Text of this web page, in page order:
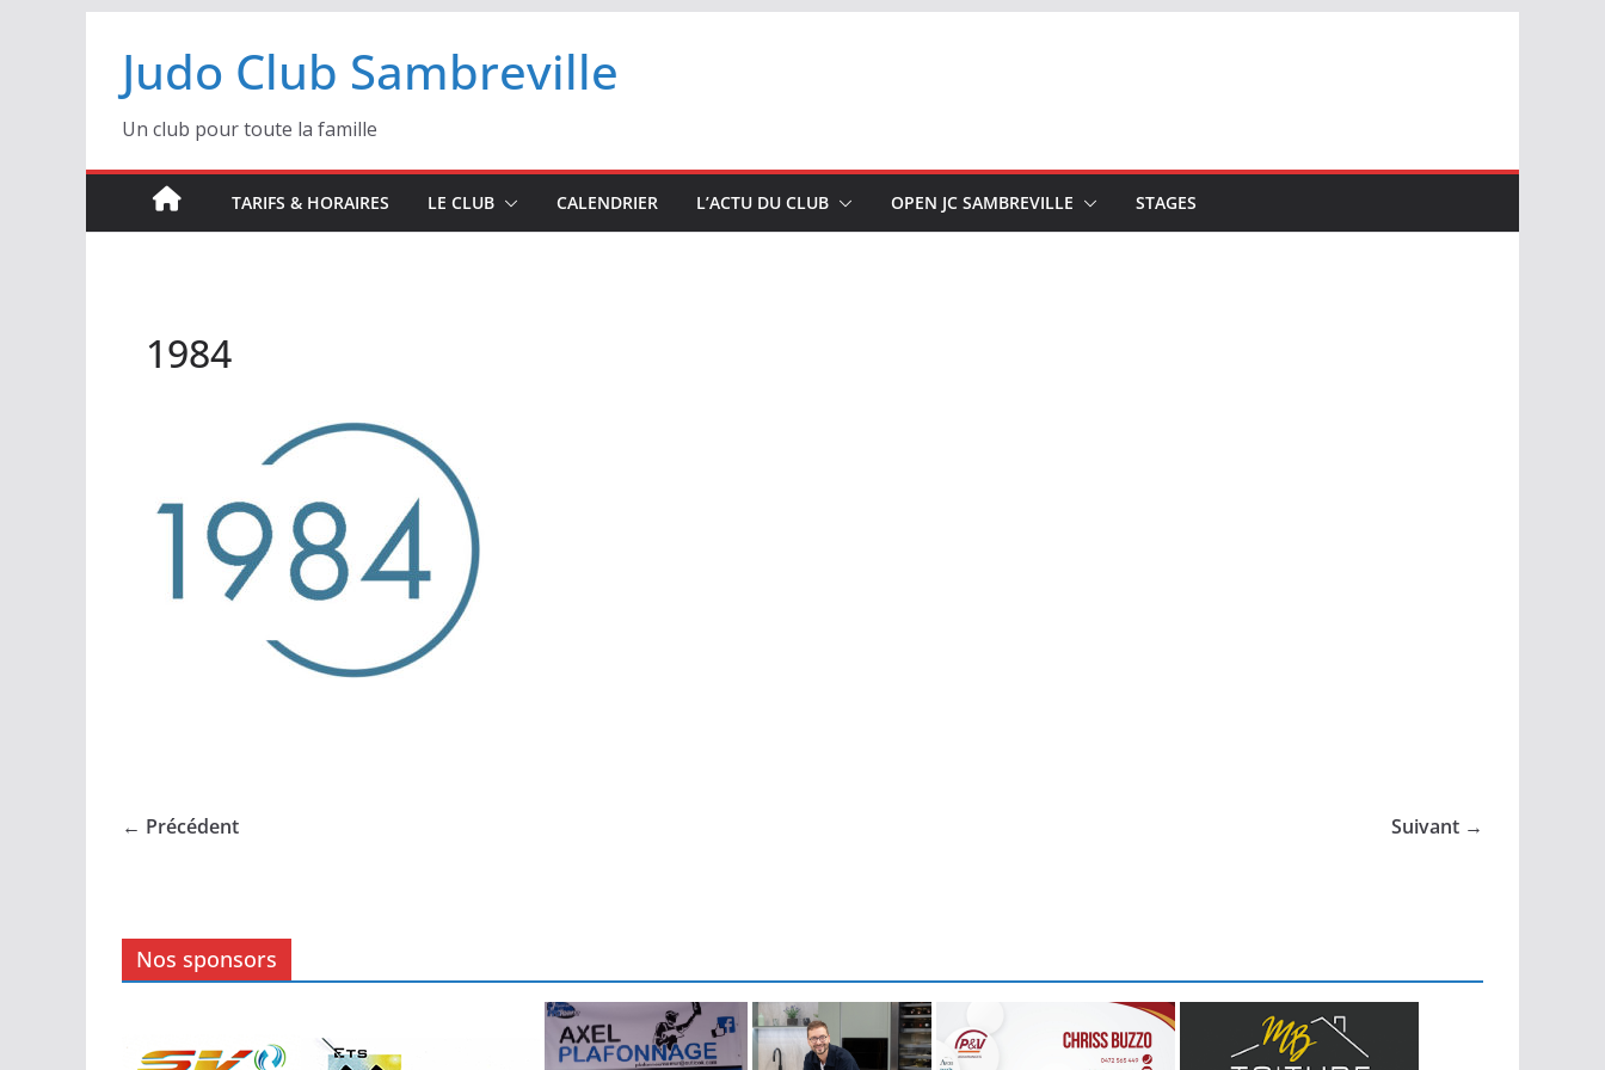
contenu
Judo Club Sambreville
Un club pour toute la famille
TARIFS & HORAIRES LE CLUB CALENDRIER L’ACTU DU CLUB OPEN JC SAMBREVILLE STAGES
1984
← Précédent Suivant →
Nos sponsors